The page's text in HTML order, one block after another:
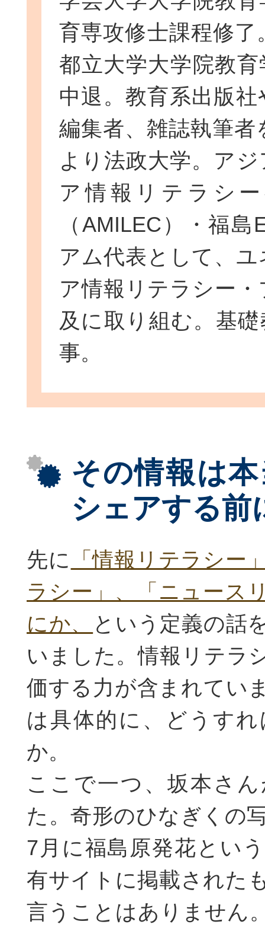
育専攻修士課程修了
都立大学大学院教
中退。教育系出版
編集者、雑誌執筆者
より法政大学。ア
ア情報リテラシ
（AMILEC）・福
アム代表として、
ア情報リテラシー
及に取り組む。基
事。
その情報は
シェアする前
先に
「情報リテラシー
ラシー」、「ニュース
にか、
という定義の話
いました。情報リテラ
価する力が含まれてい
は具体的に、どうす
か。
ここで一つ、坂本さ
た。奇形のひなぎくの
7月に福島原発花とい
有サイトに掲載された
言うことはありません